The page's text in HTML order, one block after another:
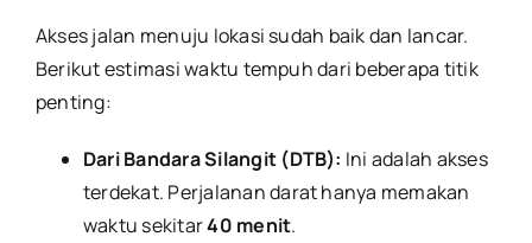
Akses jalan menuju lokasi sudah baik dan lancar.
Berikut estimasi waktu tempuh dari beberapa titik
penting:
Dari Bandara Silangit (DTB): Ini adalah akses
terdekat. Perjalanan darat hanya memakan
waktu sekitar40 menit.